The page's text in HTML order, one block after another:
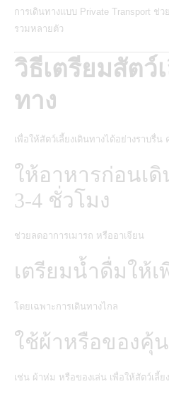
การเดินทางแบบ Private Transport ช่
รวมหลายตัว
วิธีเตรียมสัตว์
ทาง
เพื่อให้สัตว์เลี้ยงเดินทางได้อย่างราบรื่น
ให้อาหารก่อนเ
3-4 ชั่วโมง
ช่วยลดอาการเมารถ หรืออาเจียน
เตรียมน้ำดื่มให้เ
โดยเฉพาะการเดินทางไกล
ใช้ผ้าหรือของคุ้น
เช่น ผ้าห่ม หรือของเล่น เพื่อให้สัตว์เลี้ย